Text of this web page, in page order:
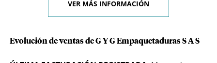
VER MÁS INFORMACIÓN
Evolución de ventas de G Y G Empaquetaduras S A S